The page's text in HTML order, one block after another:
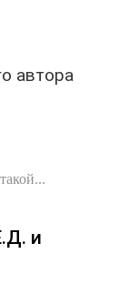
автора
и